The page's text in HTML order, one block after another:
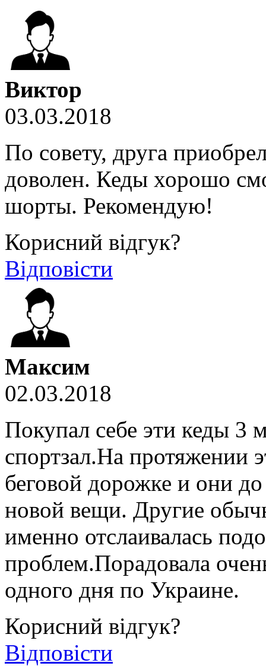
Виктор
03.03.2018
По совету, друга
доволен. Кеды хорошо
шорты. Рекомендую!
Корисний відгук?
Відповісти
Максим
02.03.2018
Покупал себе эти кеды 3
спортзал.На протяжении
беговой дорожке и они
новой вещи. Другие
именно отслаивалась
проблем.Порадовала
одного дня по Украине.
Корисний відгук?
Відповісти